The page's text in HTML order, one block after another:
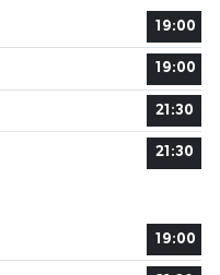
19:00
19:00
21:30
21:30
19:00